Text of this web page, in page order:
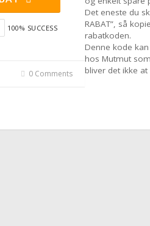
100% SUCCESS
0 Comments
Det eneste du
RABAT”, så
rabatkoden.
Denne kode
hos Mutmut
bliver det ikke